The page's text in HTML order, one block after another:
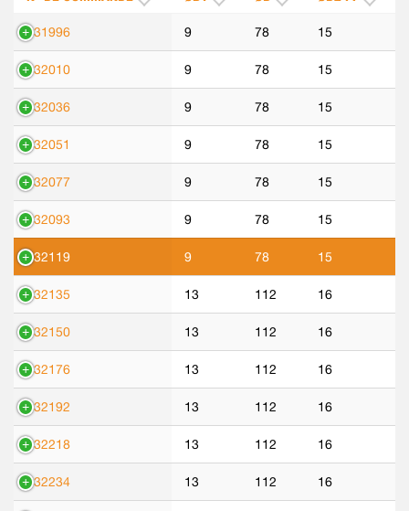
531996 9 78 15
532010 9 78 15
532036 9 78 15
532051 9 78 15
532077 9 78 15
532093 9 78 15
532119 9 78 15
532135 13 112 16
532150 13 112 16
532176 13 112 16
532192 13 112 16
532218 13 112 16
532234 13 112 16